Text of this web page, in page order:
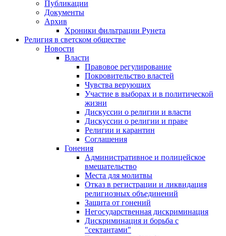
Публикации
Документы
Архив
Хроники фильтрации Рунета
Религия в светском обществе
Новости
Власти
Правовое регулирование
Покровительство властей
Чувства верующих
Участие в выборах и в политической
жизни
Дискуссии о религии и власти
Дискуссии о религии и праве
Религии и карантин
Соглашения
Гонения
Административное и полицейское
вмешательство
Места для молитвы
Отказ в регистрации и ликвидация
религиозных объединений
Защита от гонений
Негосударственная дискриминация
Дискриминация и борьба с
"сектантами"